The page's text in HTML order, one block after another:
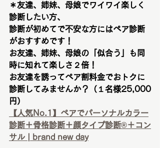
＊友達、姉妹、母娘でワイワイ楽しく
診断したい方、
診断が初めてで不安な方にはペア診断
がおすすめです！
お友達、姉妹、母娘の「似合う」も同
時に知れて楽しさ２倍！
お友達を誘ってペア割料金でおトクに
診断してみませんか？（１名様25,000
円）
【人気No.1】ペアでパーソナルカラー
診断＋骨格診断＋顔タイプ診断®︎＋コン
サル | brand new day